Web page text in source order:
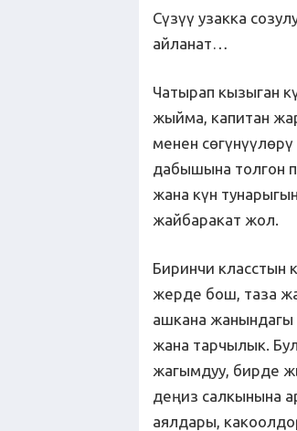
Сүзүү узакка
айланат…
Чатырап кызыган
жыйма, капитан
менен
дабышына толгон
жана күн
жайбаракат жол.
Биринчи
жерде бош, таза
ашкана жанындагы
жана тарчылык.
жагымдуу, бирде
деңиз салкынына
аялдары,